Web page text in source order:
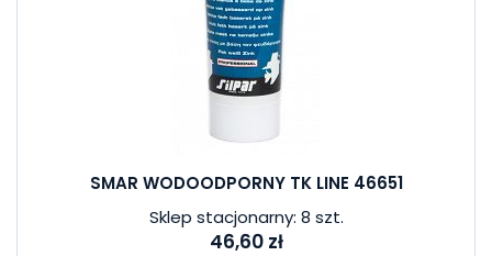
SMAR WODOODPORNY TK LINE 46651
Sklep stacjonarny: 8 szt.
46,60 zł